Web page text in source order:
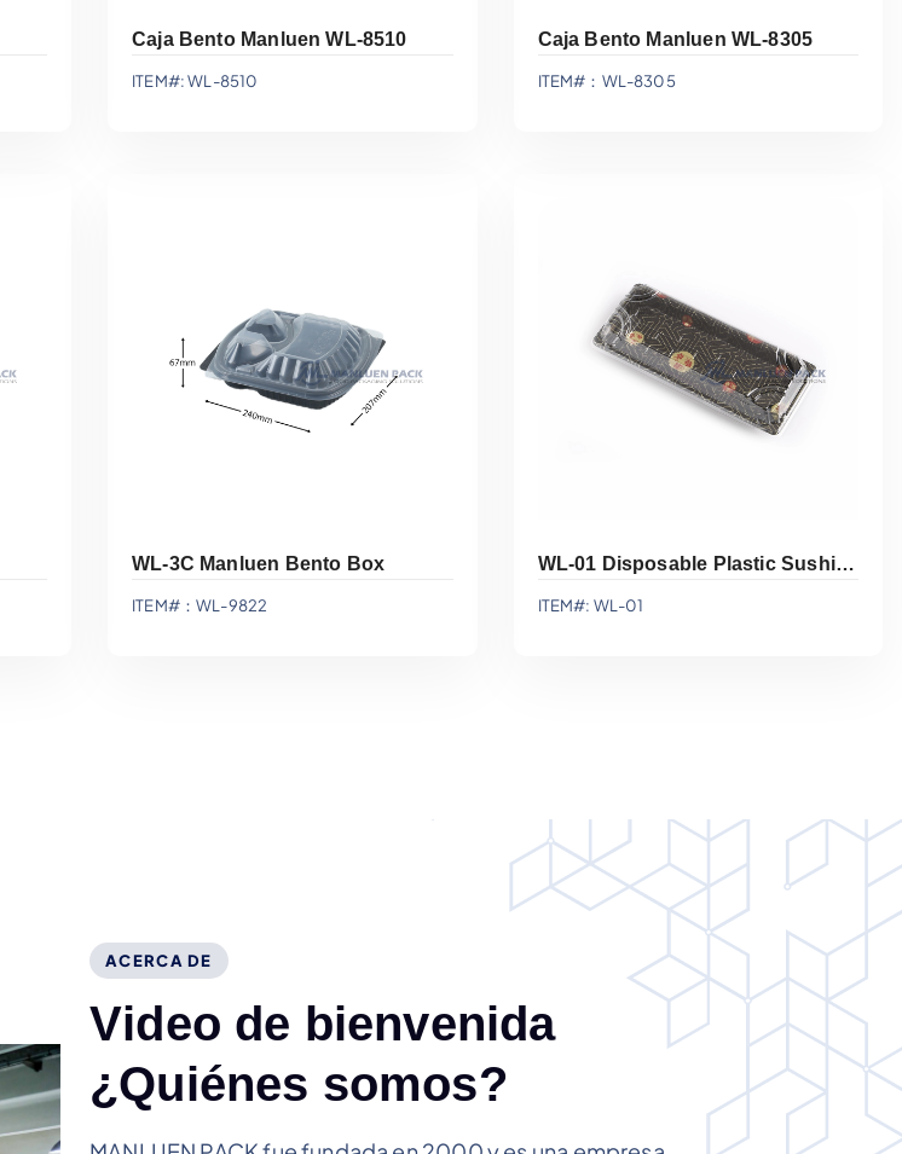
Agregar A La Cotización
Caja Bento Manluen WL-8510
ITEM#: WL-8510
Agregar A La Cotización
Caja Bento Manluen WL-8305
ITEM#：WL-8305
WL-3C Manluen Bento Box
ITEM#：WL-9822
Agregar A La Cotización
WL-01 Disposable Plastic Sushi Display Tray With Lid
ITEM#: WL-01
ACERCA DE
Video de bienvenida
¿Quiénes somos?